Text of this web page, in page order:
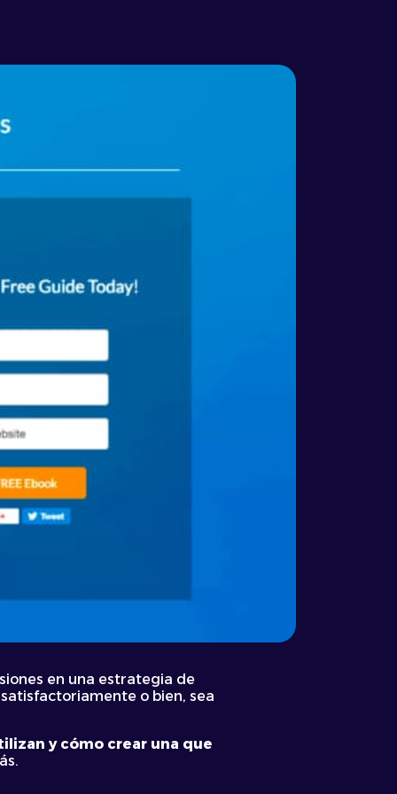
en una estrategia de
o bien, sea
y cómo crear una que